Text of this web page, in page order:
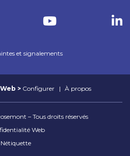
et signalements
– Tous droits réservés
Web
Nétiquette
Configurer À propos